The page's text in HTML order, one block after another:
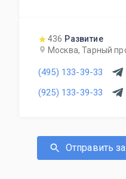
436 Развитие
Москва, Тарный
(495) 133-39-33
(925) 133-39-33
Отправить